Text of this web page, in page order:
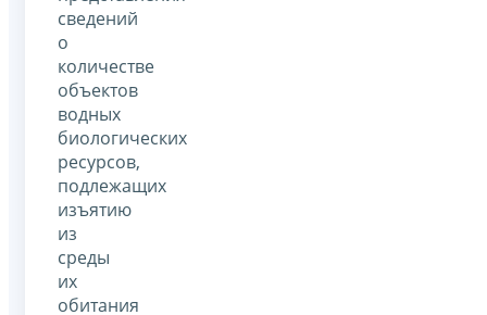
сведений
о
количестве
объектов
водных
биологических
ресурсов,
подлежащих
изъятию
из
среды
их
обитания